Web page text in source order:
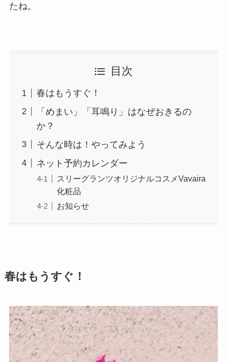
たね。
目次
春はもうすぐ！
「めまい」「耳鳴り」はなぜおきるの
か？
そんな時は！やってみよう
ネット予約カレンダー
スリーグランツオリジナルコスメVavaira
化粧品
お知らせ
春はもうすぐ！